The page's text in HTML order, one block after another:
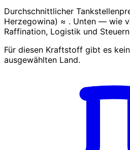
Durchschnittlicher
Herzegowina) ≈ . Unten — wie
Raffination, Logistik und
Für diesen Kraftstoff gibt es
ausgewählten Land.